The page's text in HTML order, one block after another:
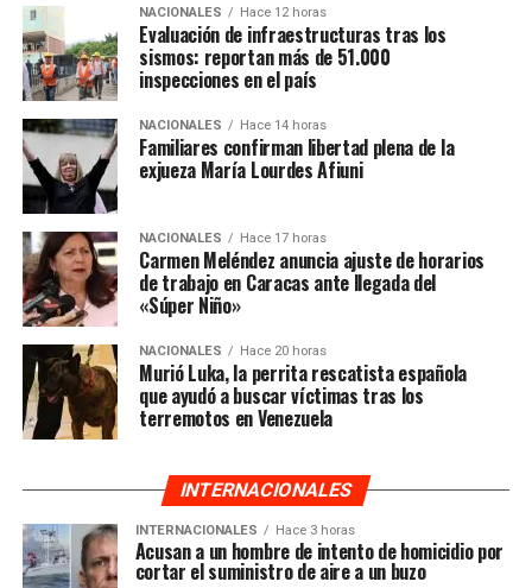
NACIONALES Hace 12 horas
Evaluación de infraestructuras tras los
sismos: reportan más de 51.000
inspecciones en el país
NACIONALES Hace 14 horas
Familiares confirman libertad plena de la
exjueza María Lourdes Afiuni
NACIONALES Hace 17 horas
Carmen Meléndez anuncia ajuste de horarios
de trabajo en Caracas ante llegada del
«Súper Niño»
NACIONALES Hace 20 horas
Murió Luka, la perrita rescatista española
que ayudó a buscar víctimas tras los
terremotos en Venezuela
INTERNACIONALES
INTERNACIONALES Hace 3 horas
Acusan a un hombre de intento de homicidio por
cortar el suministro de aire a un buzo